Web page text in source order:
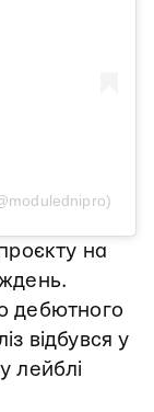
на
дебютного
відбувся у
лейблі